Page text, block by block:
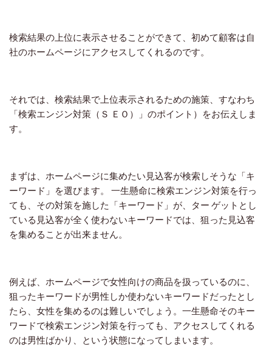
検索結果の上位に表示させることができて、初めて顧客は自
社のホームページにアクセスしてくれるのです。
それでは、検索結果で上位表示されるための施策、すなわち
「検索エンジン対策（Ｓ ＥＯ）」のポイント）をお伝えしま
す。
まずは、ホームページに集めたい見込客が検索しそうな「キ
ーワード」を選びます。 一生懸命に検索エンジン対策を行っ
ても、その対策を施した「キーワード」が、ター ゲットとし
ている見込客が全く使わないキーワードでは、狙った見込客
を集めることが出来ません。
例えば、ホームページで女性向けの商品を扱っているのに、
狙ったキーワードが男性しか使わないキーワードだったとし
たら、女性を集めるのは難しいでしょう。一生懸命そのキー
ワードで検索エンジン対策を行っても、アクセスしてくれる
のは男性ばかり、という状態になってしまいます。